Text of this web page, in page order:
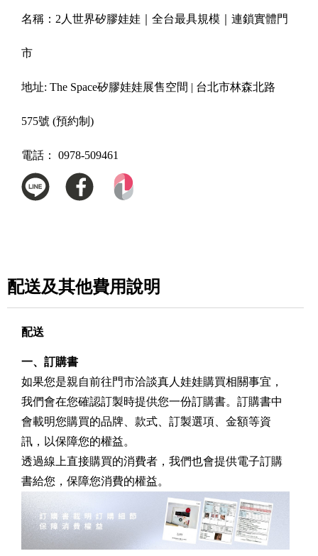
名稱： 2人世界矽膠娃娃｜全台最具規模｜連鎖實體門
市
地址: The Space矽膠娃娃展售空間 | 台北市林森北路
575號 (預約制)
電話： 0978-509461
配送及其他費用說明
配送
一、訂購書
如果您是親自前往門市洽談真人娃娃購買相關事宜，
我們會在您確認訂製時提供您一份訂購書。訂購書中
會載明您購買的品牌、款式、訂製選項、金額等資
訊，以保障您的權益。
透過線上直接購買的消費者，我們也會提供電子訂購
書給您，保障您消費的權益。